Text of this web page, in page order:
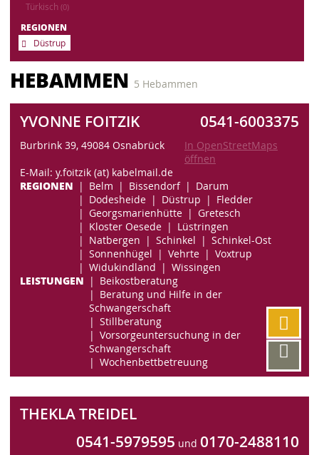
Türkisch (0)
REGIONEN
Düstrup
HEBAMMEN 5 Hebammen
YVONNE FOITZIK 0541-6003375
Burbrink 39, 49084 Osnabrück
In OpenStreetMaps
öffnen
E-Mail: y.foitzik (at) kabelmail.de
REGIONEN
Belm Bissendorf
Darum
Dodesheide
Düstrup
Fledder
Georgsmarienhütte
Gretesch
Kloster Oesede
Lüstringen
Natbergen
Schinkel
Schinkel-Ost
Sonnenhügel
Vehrte
Voxtrup
Widukindland
Wissingen
LEISTUNGEN
Beikostberatung
Beratung und Hilfe in der
Schwangerschaft
Stillberatung
Vorsorgeuntersuchung in der
Schwangerschaft
Wochenbettbetreuung
THEKLA TREIDEL
0541-5979595 und 0170-2488110